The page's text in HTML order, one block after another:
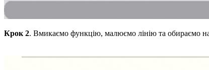
Крок 2. Вмикаємо функцію, малюємо лінію та обираємо